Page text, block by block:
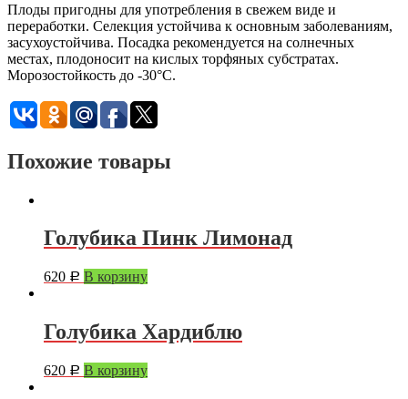
Плоды пригодны для употребления в свежем виде и
переработки. Селекция устойчива к основным заболеваниям,
засухоустойчива. Посадка рекомендуется на солнечных
местах, плодоносит на кислых торфяных субстратах.
Морозостойкость до -30°С.
Похожие товары
Голубика Пинк Лимонад
620 Р В корзину
Голубика Хардиблю
620 Р В корзину